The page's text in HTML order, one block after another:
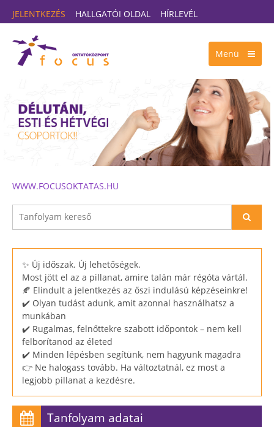
JELENTKEZÉS HALLGATÓI OLDAL HÍRLEVÉL
Menü
WWW.FOCUSOKTATAS.HU
✨ Új időszak. Új lehetőségek.
Most jött el az a pillanat, amire talán már régóta vártál.
🍂 Elindult a jelentkezés az őszi indulású képzéseinkre!
✔️ Olyan tudást adunk, amit azonnal használhatsz a
munkában
✔️ Rugalmas, felnőttekre szabott időpontok – nem kell
felborítanod az életed
✔️ Minden lépésben segítünk, nem hagyunk magadra
👉 Ne halogass tovább. Ha változtatnál, ez most a
legjobb pillanat a kezdésre.
Tanfolyam adatai